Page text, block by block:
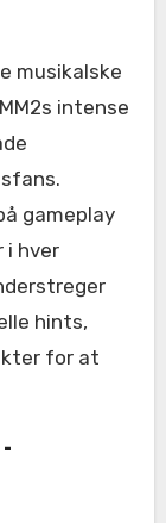
musikalske
intense
gameplay
hver
hints,
for at